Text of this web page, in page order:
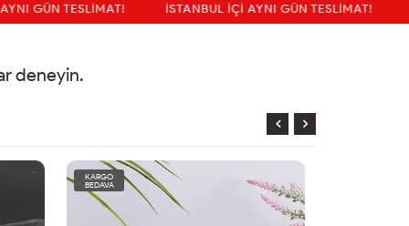
GÜN TESLİMAT! İSTANBUL İÇİ AYNI GÜN TESLİMAT!
deneyin.
KARGO
BEDAVA